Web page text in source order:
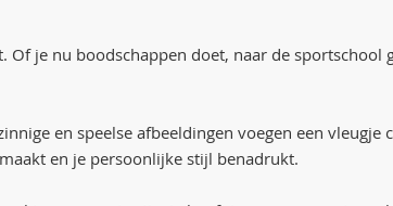
je nu boodschappen doet, naar de sportschool
en speelse afbeeldingen voegen een vleugje
en je persoonlijke stijl benadrukt.